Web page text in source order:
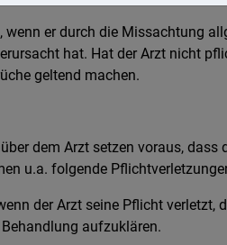
er durch die Missachtung
hat. Hat der Arzt nicht
geltend machen.
dem Arzt setzen voraus, dass
u.a. folgende
der Arzt seine Pflicht verletzt,
aufzuklären.